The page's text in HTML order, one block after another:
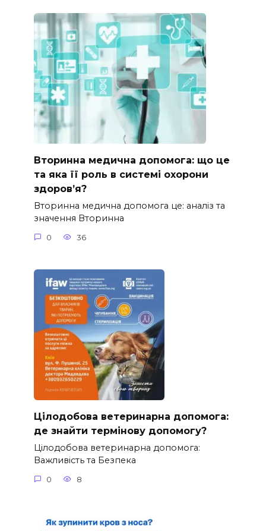
Вторинна медична допомога: що це
та яка її роль в системі охорони
здоров’я?
Вторинна медична допомога це: аналіз та
значення Вторинна
0 36
Цілодобова ветеринарна допомога:
де знайти термінову допомогу?
Цілодобова ветеринарна допомога:
Важливість та Безпека
0 8